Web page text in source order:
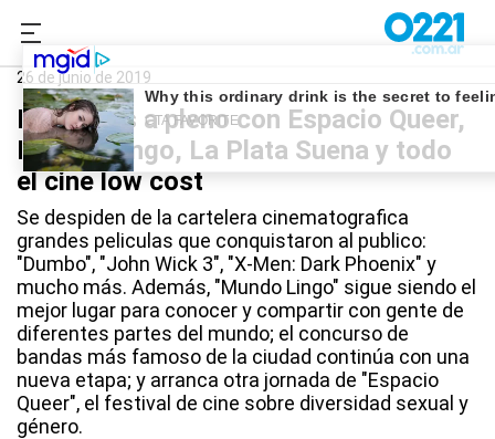
0221.com.ar
26 de junio de 2019
Miércoles a pleno con Espacio Queer,
Mundo Lingo, La Plata Suena y todo
el cine low cost
Se despiden de la cartelera cinematografica
grandes peliculas que conquistaron al publico:
"Dumbo", "John Wick 3", "X-Men: Dark Phoenix" y
mucho más. Además, "Mundo Lingo" sigue siendo el
mejor lugar para conocer y compartir con gente de
diferentes partes del mundo; el concurso de
bandas más famoso de la ciudad continúa con una
nueva etapa; y arranca otra jornada de "Espacio
Queer", el festival de cine sobre diversidad sexual y
género.